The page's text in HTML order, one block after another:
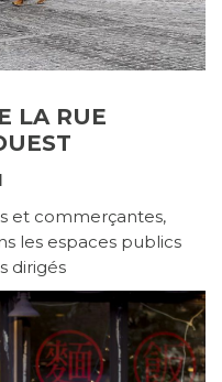
LA RUE
et commerçantes,
les espaces publics
dirigés